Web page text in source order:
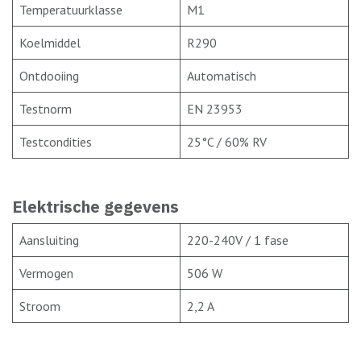
Temperatuurklasse M1
Koelmiddel R290
Ontdooiing Automatisch
Testnorm EN 23953
Testcondities 25°C / 60% RV
Elektrische gegevens
Aansluiting 220-240V / 1 fase
Vermogen 506 W
Stroom 2,2 A